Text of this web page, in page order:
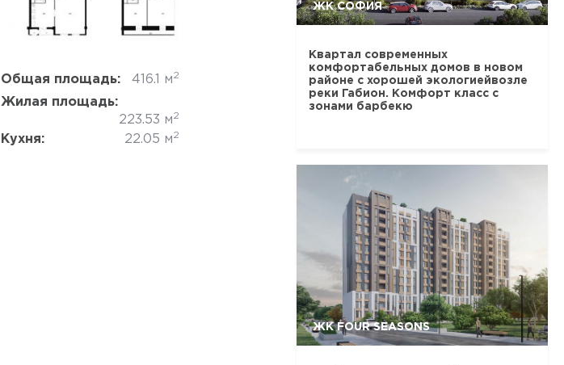
Общая площадь: 416.1 м2
Жилая площадь:
223.53 м2
Кухня: 22.05 м2
Да, удалить Отмена
ЖК СОФИЯ
Квартал современных
комфортабельных домов в новом
районе с хорошей экологиейвозле
реки Габион. Комфорт класс с
зонами барбекю
ЖК FOUR SEASONS